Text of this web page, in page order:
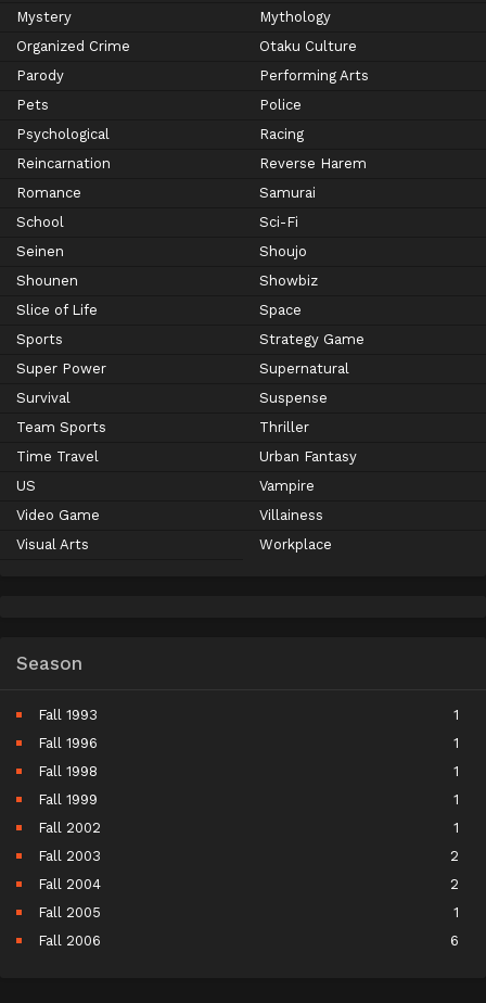
Mystery
Mythology
Organized Crime
Otaku Culture
Parody
Performing Arts
Pets
Police
Psychological
Racing
Reincarnation
Reverse Harem
Romance
Samurai
School
Sci-Fi
Seinen
Shoujo
Shounen
Showbiz
Slice of Life
Space
Sports
Strategy Game
Super Power
Supernatural
Survival
Suspense
Team Sports
Thriller
Time Travel
Urban Fantasy
US
Vampire
Video Game
Villainess
Visual Arts
Workplace
Season
Fall 1993
1
Fall 1996
1
Fall 1998
1
Fall 1999
1
Fall 2002
1
Fall 2003
2
Fall 2004
2
Fall 2005
1
Fall 2006
6